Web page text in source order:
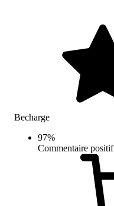
Becharge
97%
Commentaire positif